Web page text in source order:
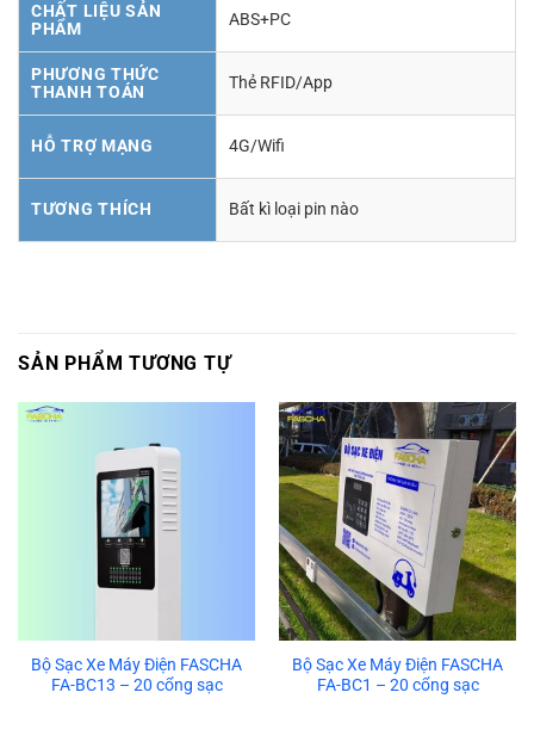
CHẤT LIỆU SẢN
PHẨM
ABS+PC
PHƯƠNG THỨC
THANH TOÁN
Thẻ RFID/App
HỖ TRỢ MẠNG 4G/Wifi
TƯƠNG THÍCH Bất kì loại pin nào
SẢN PHẨM TƯƠNG TỰ
Bộ Sạc Xe Máy Điện FASCHA
FA-BC13 – 20 cổng sạc
Bộ Sạc Xe Máy Điện FASCHA
FA-BC1 – 20 cổng sạc